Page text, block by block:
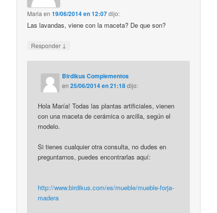
Maria en19/06/2014 en 12:07dijo:
Las lavandas, viene con la maceta? De que son?
Responder ↓
Birdikus Complementos
en25/06/2014 en 21:18dijo:
Hola María! Todas las plantas artificiales, vienen
con una maceta de cerámica o arcilla, según el
modelo.
Si tienes cualquier otra consulta, no dudes en
preguntarnos, puedes encontrarlas aquí:
http://www.birdikus.com/es/mueble/mueble-forja-
madera